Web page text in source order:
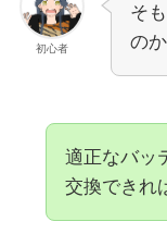
初心者
そ
の
適正なバッ
交換できれ